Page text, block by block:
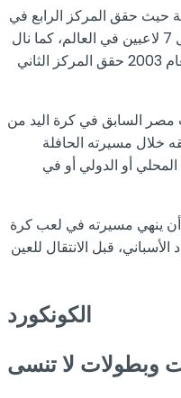
حيث حقق المركز الرابع في
بطولة العالم 2001 واختير ضمن أفضل 7 لاعبين في العالم، كما نال
جائزة أفضل لاعب سنتر هاف وفي العام 2003 حقق المركز الثاني
السابق في كرة اليد من
خلال مسيرته الحافلة
أو الدولي أو في
ينهي مسيرته في لعب كرة
قبل الانتقال للعين
الكونكورد
وبطولات لا تنسى